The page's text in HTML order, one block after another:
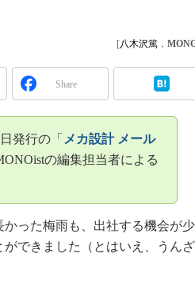
ト工場EXPO
WORLD
Windows Embedded
車載ソフト開発
ISO26262
無償設計ツール
3Dプリンタ
インダストリー4.0
[八木沢篤 ，
Share
発行の「 メカ設計 メール
の編集担当者による
った梅雨も、出社する機会が
できました（とはいえ、うんざ